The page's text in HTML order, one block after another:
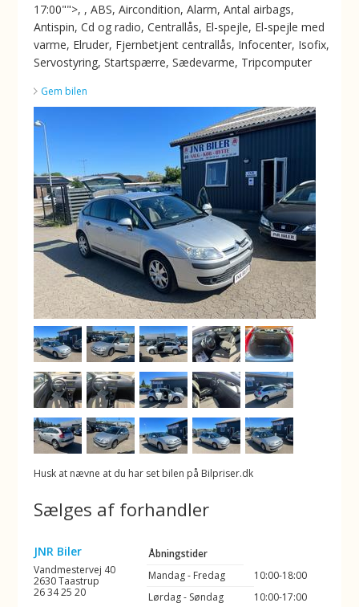
17:00"">, , ABS, Aircondition, Alarm, Antal airbags,
Antispin, Cd og radio, Centrallås, El-spejle, El-spejle med
varme, Elruder, Fjernbetjent centrallås, Infocenter, Isofix,
Servostyring, Startspærre, Sædevarme, Tripcomputer
Gem bilen
Husk at nævne at du har set bilen på Bilpriser.dk
Sælges af forhandler
JNR Biler
Vandmestervej 40
2630 Taastrup
26 34 25 20
Åbningstider
Mandag - Fredag
10:00-18:00
Lørdag - Søndag
10:00-17:00